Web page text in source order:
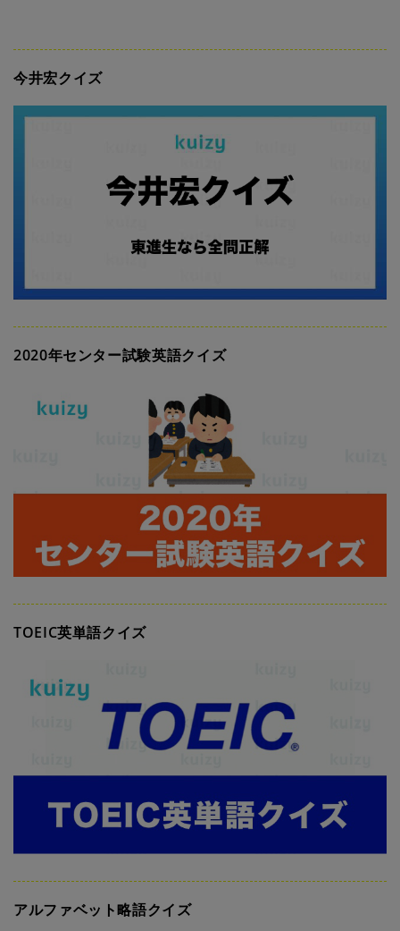
今井宏クイズ
2020年センター試験英語クイズ
TOEIC英単語クイズ
アルファベット略語クイズ